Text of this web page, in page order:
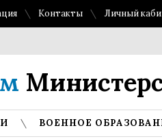
Контакты Личный
ВОЕННОЕ